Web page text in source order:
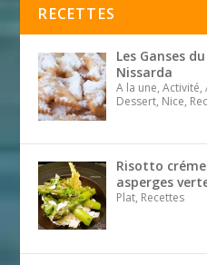
RECETTES
Les Ganses
Nissarda
A la une,
Dessert, Nice,
Risotto
asperges
Plat, Recettes